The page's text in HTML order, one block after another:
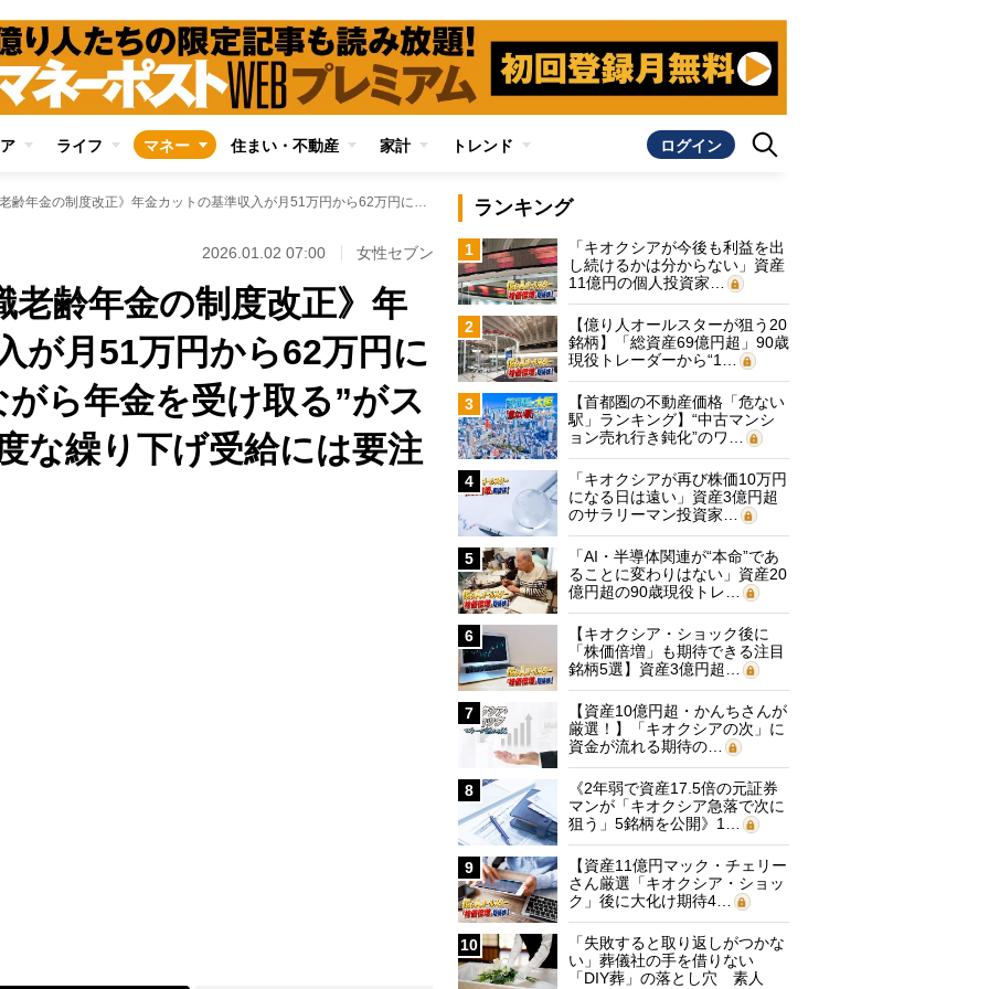
ライフ マネー 住まい・不動産 家計 トレンド ログイン
《2026年4月に在職老齢年金の制度改正》年金カットの基準収入が月51万円から62万円に引き上げで“働きながら年金を受け取る”がスタンダードに 過度な繰り下げ受給には要注意
2026.01.02 07:00 女性セブン
老齢年金の制度改正》年
が月51万円から62万円に
ら年金を受け取る”がス
な繰り下げ受給には要注
ランキング
1
「キオクシアが今後も利益を出
し続けるかは分からない」資産
11億円の個人投資家…
2
【億り人オールスターが狙う20
銘柄】「総資産69億円超」90歳
現役トレーダーから“1…
3
【首都圏の不動産価格「危ない
駅」ランキング】“中古マンシ
ョン売れ行き鈍化”のワ…
4
「キオクシアが再び株価10万円
になる日は遠い」資産3億円超
のサラリーマン投資家…
5
「AI・半導体関連が“本命”であ
ることに変わりはない」資産20
億円超の90歳現役トレ…
6
【キオクシア・ショック後に
「株価倍増」も期待できる注目
銘柄5選】資産3億円超…
7
【資産10億円超・かんちさんが
厳選！】「キオクシアの次」に
資金が流れる期待の…
8
《2年弱で資産17.5倍の元証券
マンが「キオクシア急落で次に
狙う」5銘柄を公開》1…
9
【資産11億円マック・チェリー
さん厳選「キオクシア・ショッ
ク」後に大化け期待4…
10
「失敗すると取り返しがつかな
い」葬儀社の手を借りない
「DIY葬」の落とし穴 素人